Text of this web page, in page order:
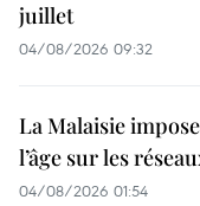
juillet
04/08/2026 09:32
La Malaisie
l’âge sur les
04/08/2026 01:54